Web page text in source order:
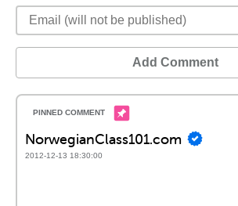
Add Comment
NorwegianClass101.com
2012-12-13 18:30:00